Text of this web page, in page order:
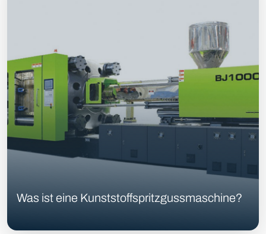
Was ist eine Kunststoffspritzgussmaschine?